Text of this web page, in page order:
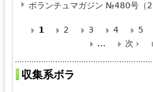
ボランチュマガジン №480号（
ー
1 2 3 4 5
…
次 ›
収集系ボラ